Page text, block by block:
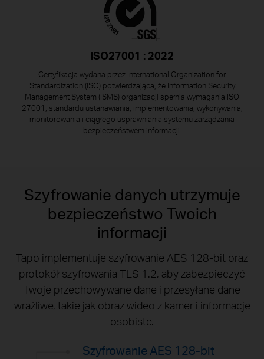
ISO27001 : 2022
Certyfikacja wydana przez International Organization for
Standardization (ISO) potwierdzająca, że Information Security
Management System (ISMS) organizacji spełnia wymagania ISO
27001, standardu ustanawiania, implementowania, wykonywania,
monitorowania i ciągłego usprawniania systemu zarządzania
bezpieczeństwem informacji.
Szyfrowanie danych utrzymuje
bezpieczeństwo Twoich
informacji
Tapo implementuje szyfrowanie AES 128-bit oraz
protokół szyfrowania TLS 1.2, aby zabezpieczyć
Twoje przechowywane dane i przesyłane dane
wrażliwe, takie jak obraz wideo z kamer i informacje
osobiste.
Szyfrowanie AES 128-bit